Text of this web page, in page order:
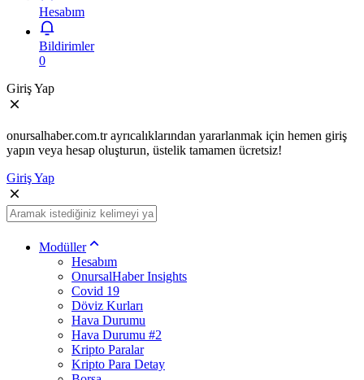
Hesabım
Bildirimler
0
Giriş Yap
onursalhaber.com.tr ayrıcalıklarından yararlanmak için hemen giriş
yapın veya hesap oluşturun, üstelik tamamen ücretsiz!
Giriş Yap
Modüller
Hesabım
OnursalHaber Insights
Covid 19
Döviz Kurları
Hava Durumu
Hava Durumu #2
Kripto Paralar
Kripto Para Detay